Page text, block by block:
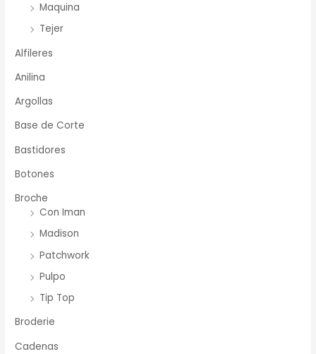
Maquina
Tejer
Alfileres
Anilina
Argollas
Base de Corte
Bastidores
Botones
Broche
Con Iman
Madison
Patchwork
Pulpo
Tip Top
Broderie
Cadenas